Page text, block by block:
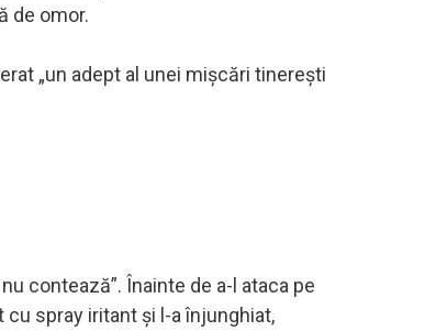
de omor.
„un adept al unei mișcări tinerești
contează”. Înainte de a-l ataca pe
spray iritant și l-a înjunghiat,